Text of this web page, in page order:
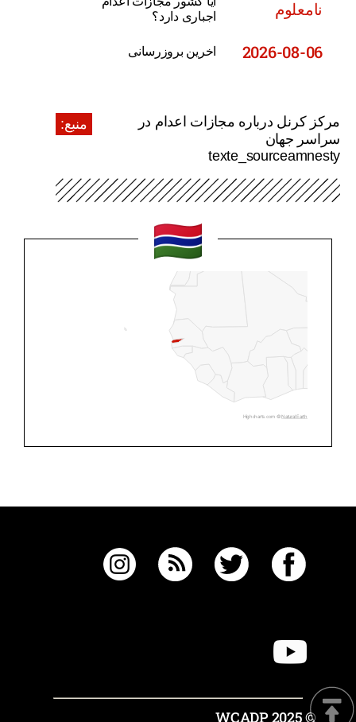
نامعلوم
اجباری دارد؟
2026-08-06 اخرین بروزرسانی
منبع:
مرکز کرنل درباره مجازات اعدام در
سراسر جهان
texte_sourceamnesty
Highcharts.com ©Natural Earth
© 2025 WCADP